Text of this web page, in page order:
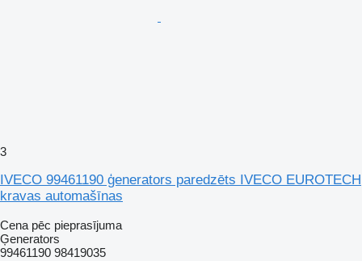
3
IVECO 99461190 ģenerators paredzēts IVECO EUROTECH
kravas automašīnas
Cena pēc pieprasījuma
Ģenerators
99461190 98419035